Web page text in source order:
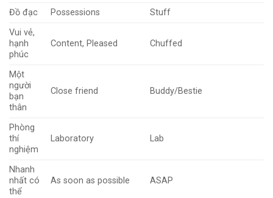
Đồ đạc Possessions
Stuff
Vui vẻ,
hạnh
phúc
Content, Pleased Chuffed
Một
người
bạn
thân
Close friend Buddy/Bestie
Phòng
thí
nghiệm
Laboratory Lab
Nhanh
nhất có
thể
As soon as possible ASAP